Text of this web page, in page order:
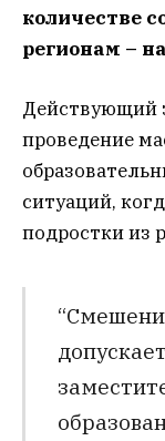
количестве
регионам –
Действующий
проведение
ситуаций,
подростки из